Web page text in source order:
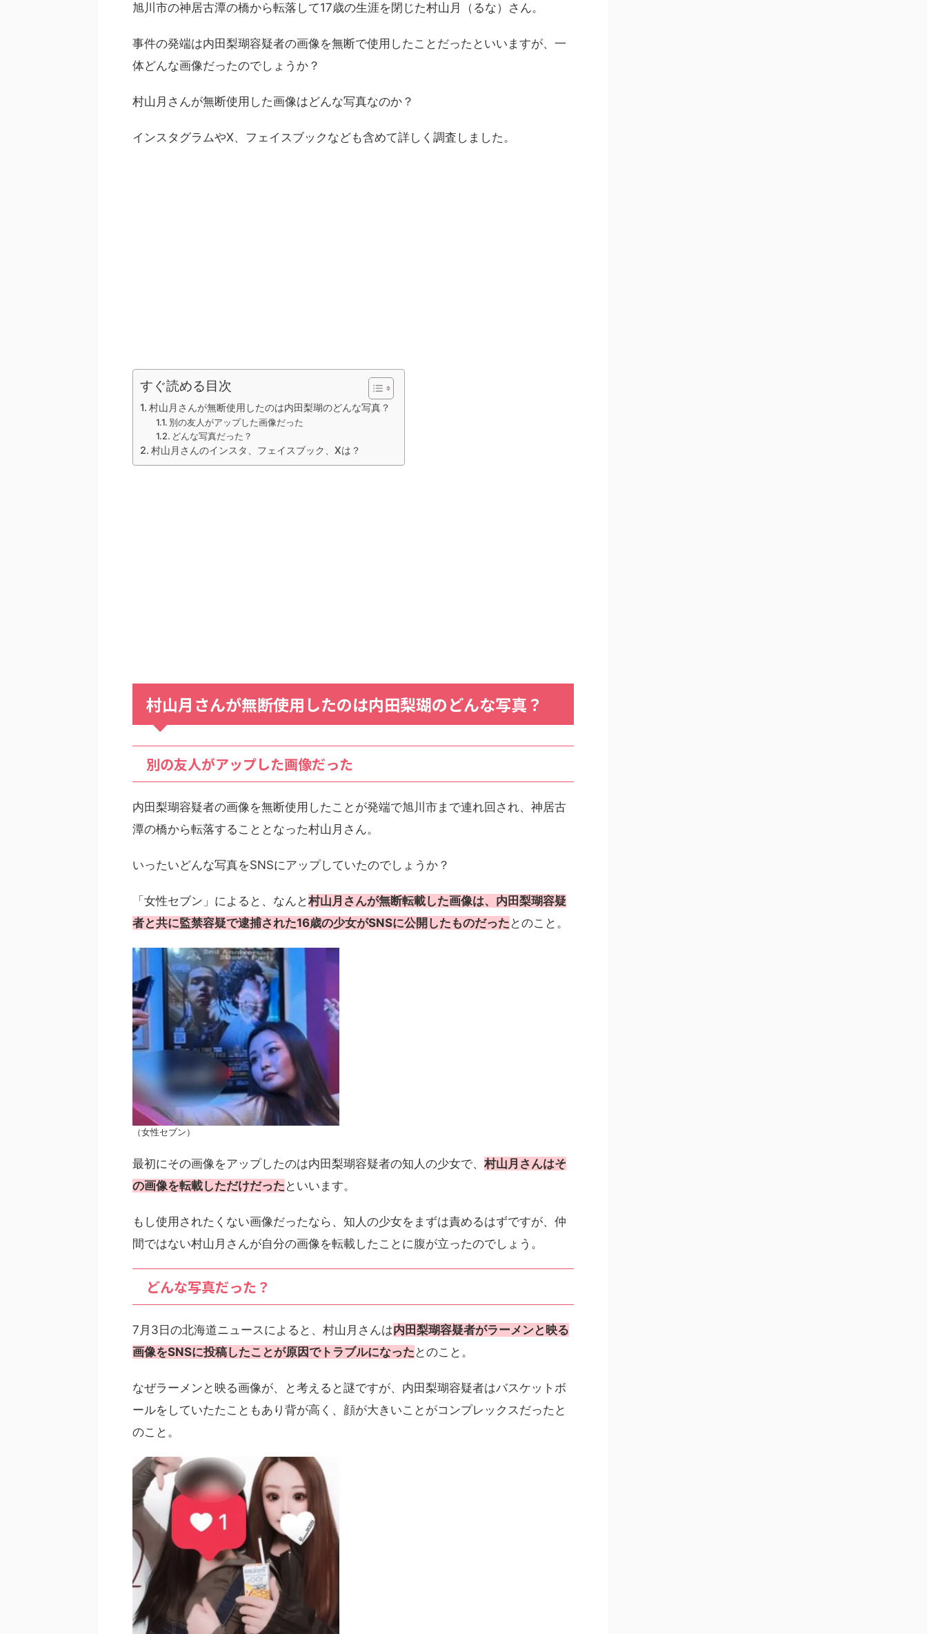
旭川市の神居古潭の橋から転落して17歳の生涯を閉じた村山月（るな）さん。
事件の発端は内田梨瑚容疑者の画像を無断で使用したことだったといいますが、一
体どんな画像だったのでしょうか？
村山月さんが無断使用した画像はどんな写真なのか？
インスタグラムやX、フェイスブックなども含めて詳しく調査しました。
すぐ読める目次
村山月さんが無断使用したのは内田梨瑚のどんな写真？
別の友人がアップした画像だった
どんな写真だった？
村山月さんのインスタ、フェイスブック、Xは？
村山月さんが無断使用したのは内田梨瑚のどんな写真？
別の友人がアップした画像だった
内田梨瑚容疑者の画像を無断使用したことが発端で旭川市まで連れ回され、神居古
潭の橋から転落することとなった村山月さん。
いったいどんな写真をSNSにアップしていたのでしょうか？
「女性セブン」によると、なんと村山月さんが無断転載した画像は、内田梨瑚容疑
者と共に監禁容疑で逮捕された16歳の少女がSNSに公開したものだった とのこと。
（女性セブン）
最初にその画像をアップしたのは内田梨瑚容疑者の知人の少女で、村山月さんはそ
の画像を転載しただけだった といいます。
もし使用されたくない画像だったなら、知人の少女をまずは責めるはずですが、仲
間ではない村山月さんが自分の画像を転載したことに腹が立ったのでしょう。
どんな写真だった？
7月3日の北海道ニュースによると、村山月さんは内田梨瑚容疑者がラーメンと映る
画像をSNSに投稿したことが原因でトラブルになった とのこと。
なぜラーメンと映る画像が、と考えると謎ですが、内田梨瑚容疑者はバスケットボ
ールをしていたたこともあり背が高く、顔が大きいことがコンプレックスだったと
のこと。